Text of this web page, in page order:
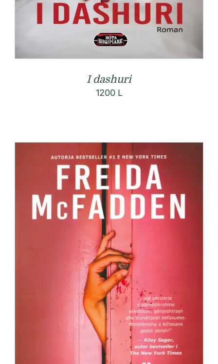
I dashuri
1200 L